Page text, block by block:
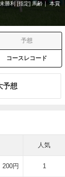
未勝利 [指定] 馬齢
本賞
予想
コースレコード
予想
人気
200円 1